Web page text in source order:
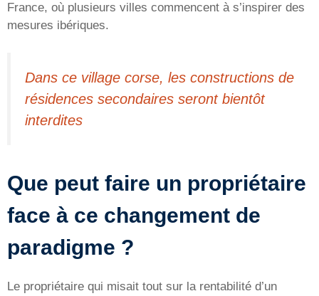
France, où plusieurs villes commencent à s’inspirer des
mesures ibériques.
Dans ce village corse, les constructions de
résidences secondaires seront bientôt
interdites
Que peut faire un propriétaire
face à ce changement de
paradigme ?
Le propriétaire qui misait tout sur la rentabilité d’un